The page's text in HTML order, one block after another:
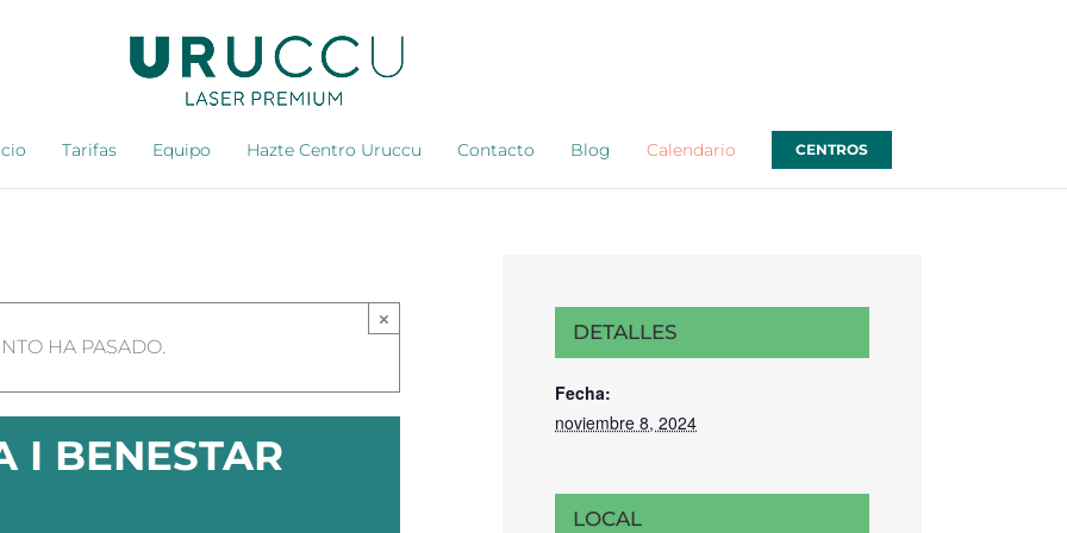
Tarifas Equipo Hazte Centro Uruccu Contacto Blog Calendario CENTROS
×
HA PASADO.
I BENESTAR
DETALLES
Fecha:
noviembre 8, 2024
LOCAL